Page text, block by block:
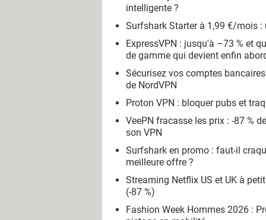
intelligente ?
Surfshark Starter à 1,99 €/mois :
ExpressVPN : jusqu'à –73 % et
de gamme qui devient enfin
Sécurisez vos comptes
de NordVPN
Proton VPN : bloquer pubs et
VeePN fracasse les prix : -87 %
son VPN
Surfshark en promo : faut-il
meilleure offre ?
Streaming Netflix US et UK à
(-87 %)
Fashion Week Hommes 2026 :